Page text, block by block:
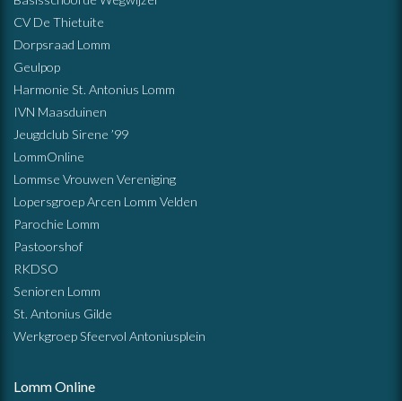
CV De Thietuite
Dorpsraad Lomm
Geulpop
Harmonie St. Antonius Lomm
IVN Maasduinen
Jeugdclub Sirene ’99
LommOnline
Lommse Vrouwen Vereniging
Lopersgroep Arcen Lomm Velden
Parochie Lomm
Pastoorshof
RKDSO
Senioren Lomm
St. Antonius Gilde
Werkgroep Sfeervol Antoniusplein
Lomm Online